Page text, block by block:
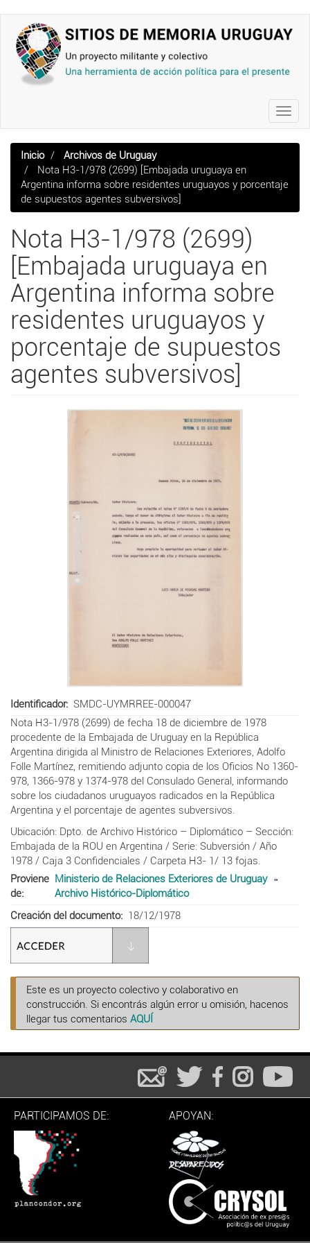
contenido
principal
Inicio
Archivos de Uruguay
Nota H3-1/978 (2699) [Embajada uruguaya en
Argentina informa sobre residentes uruguayos y porcentaje
de supuestos agentes subversivos]
Nota H3-1/978 (2699)
[Embajada uruguaya en
Argentina informa sobre
residentes uruguayos y
porcentaje de supuestos
agentes subversivos]
Identificador
SMDC-UYMRREE-000047
Nota H3-1/978 (2699) de fecha 18 de diciembre de 1978
procedente de la Embajada de Uruguay en la República
Argentina dirigida al Ministro de Relaciones Exteriores, Adolfo
Folle Martínez, remitiendo adjunto copia de los Oficios No 1360-
978, 1366-978 y 1374-978 del Consulado General, informando
sobre los ciudadanos uruguayos radicados en la República
Argentina y el porcentaje de agentes subversivos.
Ubicación: Dpto. de Archivo Histórico – Diplomático – Sección:
Embajada de la ROU en Argentina / Serie: Subversión / Año
1978 / Caja 3 Confidenciales / Carpeta H3- 1/ 13 fojas.
Proviene
de
Ministerio de Relaciones Exteriores de Uruguay
Archivo Histórico-Diplomático
Creación del documento
18/12/1978
Este es un proyecto colectivo y colaborativo en
construcción. Si encontrás algún error u omisión, hacenos
llegar tus comentarios AQUÍ
PARTICIPAMOS DE: APOYAN: